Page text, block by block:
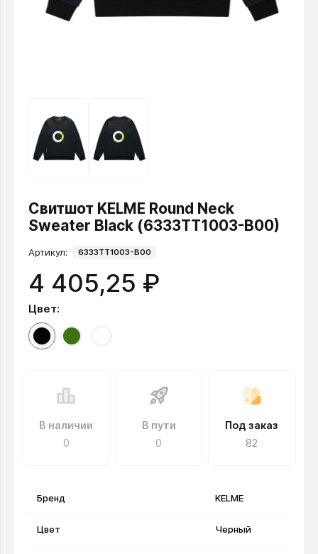
Свитшот KELME Round Neck
Sweater Black (6333TT1003-B00)
Артикул: 6333TT1003-B00
4 405,25 ₽
Цвет:
В наличии
0
В пути
0
Под заказ
82
Бренд KELME
Цвет Черный